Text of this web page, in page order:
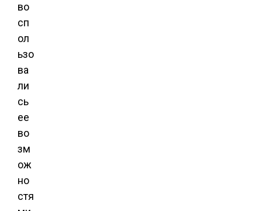
во
сп
ол
ьзо
ва
ли
сь
ее
во
зм
ож
но
стя